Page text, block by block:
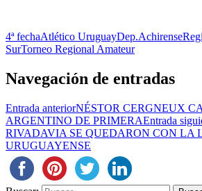
4ª fechaAtlético UruguayDep.AchirenseRegi
SurTorneo Regional Amateur
Navegación de entradas
Entrada anteriorNÉSTOR CERGNEUX
ARGENTINO DE PRIMERAEntrada
RIVADAVIA SE QUEDARON CON LA
URUGUAYENSE